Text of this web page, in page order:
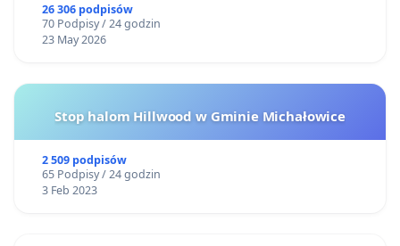
26 306 podpisów
70 Podpisy / 24 godzin
23 May 2026
Stop halom Hillwood w Gminie Michałowice
2 509 podpisów
65 Podpisy / 24 godzin
3 Feb 2023